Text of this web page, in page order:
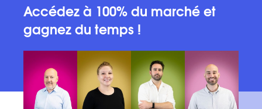
Accédez à 100% du marché et
gagnez du temps !